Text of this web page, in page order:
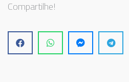
quantidade
Compartilhe!